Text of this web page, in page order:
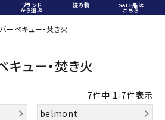
ブランド
から選ぶ
読み物 SALE品は
こちら
person
バーベキュー・焚き火
キュー・焚き火
7件中 1-7件表示
belmont